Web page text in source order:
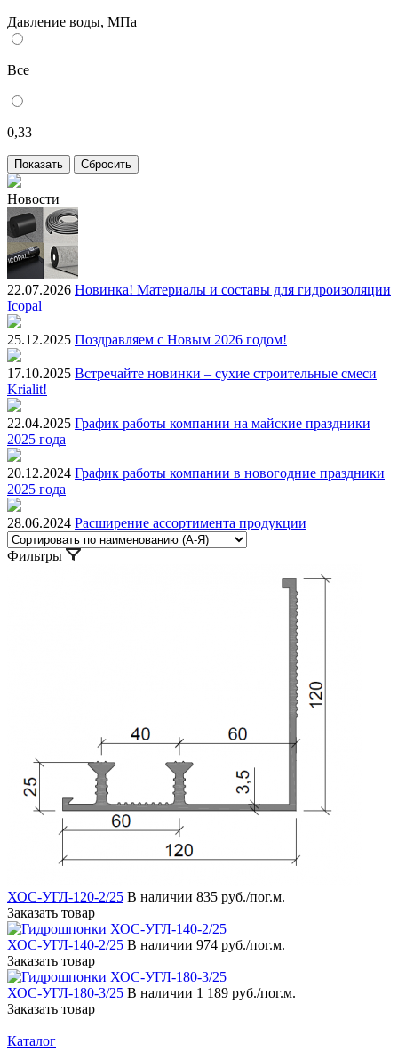
Давление воды, МПа
Все
0,33
Новости
22.07.2026 Новинка! Материалы и составы для гидроизоляции
Icopal
25.12.2025 Поздравляем с Новым 2026 годом!
17.10.2025 Встречайте новинки – сухие строительные смеси
Krialit!
22.04.2025 График работы компании на майские праздники
2025 года
20.12.2024 График работы компании в новогодние праздники
2025 года
28.06.2024 Расширение ассортимента продукции
Фильтры
ХОС-УГЛ-120-2/25 В наличии 835 руб./пог.м.
Заказать товар
ХОС-УГЛ-140-2/25 В наличии 974 руб./пог.м.
Заказать товар
ХОС-УГЛ-180-3/25 В наличии 1 189 руб./пог.м.
Заказать товар
Каталог